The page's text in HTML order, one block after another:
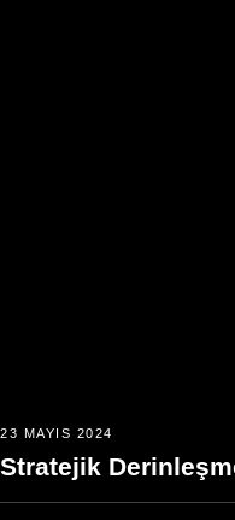
23 MAYIS 2024
Stratejik